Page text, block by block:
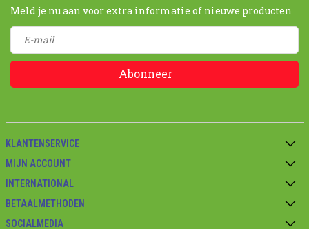
Meld je nu aan voor extra informatie of nieuwe producten
Abonneer
KLANTENSERVICE
MIJN ACCOUNT
INTERNATIONAL
BETAALMETHODEN
SOCIALMEDIA